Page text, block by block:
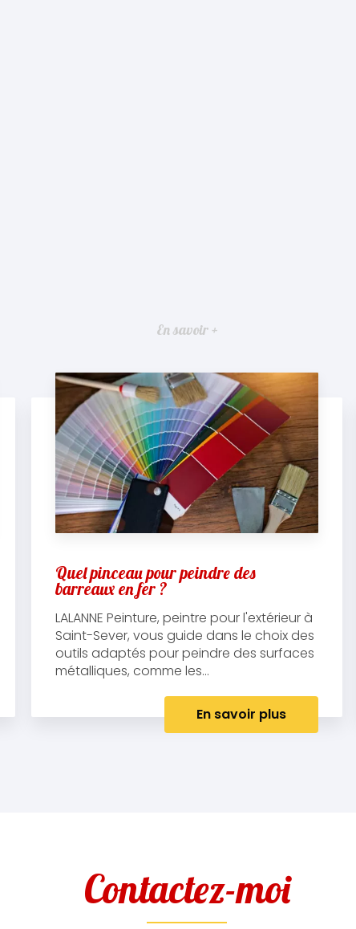
En savoir +
Quel pinceau pour peindre des
barreaux en fer ?
LALANNE Peinture, peintre pour l'extérieur à
Saint-Sever, vous guide dans le choix des
outils adaptés pour peindre des surfaces
métalliques, comme les...
En savoir plus
Contactez-moi